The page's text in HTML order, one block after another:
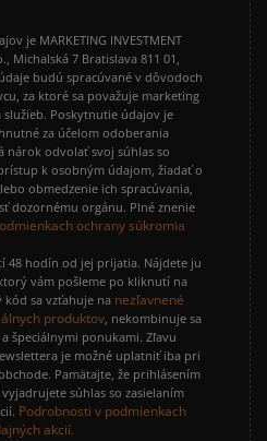
je MARKETING INVESTMENT
Michalská 7 Bratislava 811 01,
budú spracúvané v dôvodoch
za ktoré sa považuje marketing
Poskytnutie údajov je
za účelom odoberania
nárok odvolať svoj súhlas so
k osobným údajom, žiadať o
obmedzenie ich spracúvania,
dozornému orgánu. Plné znenie
ochrany súkromia
48 hodín od jej prijatia. Nájdete ju
vám pošleme po kliknutí na
kód sa vzťahuje na nezľavnené
produktov, nekombinuje sa
špeciálnymi ponukami. Zľavu
je možné uplatniť iba pri
Pamätajte, že prihlásením
súhlas so zasielaním
Podrobnosti v podmienkach
akcií.